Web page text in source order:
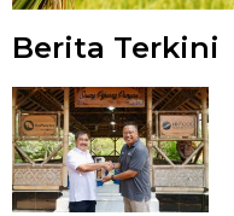
Berita Terkini